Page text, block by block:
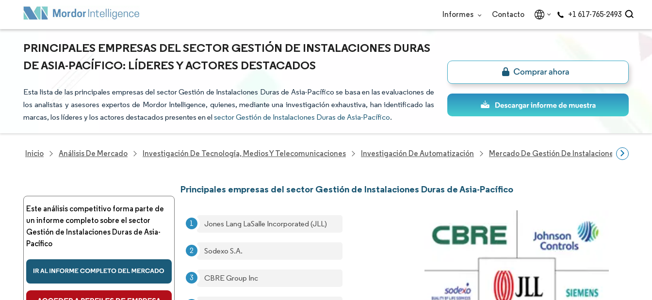
Informes Contacto +1 617-765-2493
PRINCIPALES EMPRESAS DEL SECTOR GESTIÓN DE INSTALACIONES DURAS
DE ASIA-PACÍFICO: LÍDERES Y ACTORES DESTACADOS
Esta lista de las principales empresas del sector Gestión de Instalaciones Duras de Asia-Pacífico se basa en las evaluaciones de
los analistas y asesores expertos de Mordor Intelligence, quienes, mediante una investigación exhaustiva, han identificado las
marcas, los líderes y los actores destacados presentes en el sector Gestión de Instalaciones Duras de Asia-Pacífico.
Inicio Análisis De Mercado Investigación De Tecnología, Medios Y Telecomunicaciones Investigación De Automatización Mercado De Gestión De Instalaciones Fijas En
Este análisis competitivo forma parte de
un informe completo sobre el sector
Gestión de Instalaciones Duras de Asia-
Pacífico
Principales empresas del sector Gestión de Instalaciones Duras de Asia-Pacífico
Jones Lang LaSalle Incorporated (JLL)
Sodexo S.A.
CBRE Group Inc